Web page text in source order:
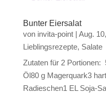
Bunter Eiersalat
von invita-point| Aug.
Lieblingsrezepte, Salate
Zutaten für 2 Portionen:
Öl80 g Magerquark3
Radieschen1 EL Soja-